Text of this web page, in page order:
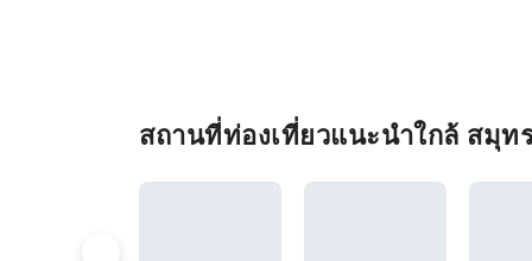
สถานที่ท่องเที่ยวแนะนำใกล้ สมุท